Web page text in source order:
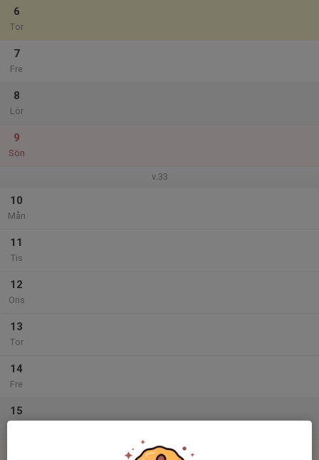
6
Tor
7
Fre
8
Lör
9
Sön
v.33
10
Mån
11
Tis
12
Ons
13
Tor
14
Fre
15